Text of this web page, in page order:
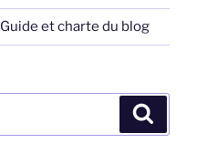
Guide et charte du blog